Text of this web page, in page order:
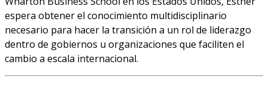
espera obtener el conocimiento multidisciplinario
necesario para hacer la transición a un rol de liderazgo
dentro de gobiernos u organizaciones que faciliten el
cambio a escala internacional.